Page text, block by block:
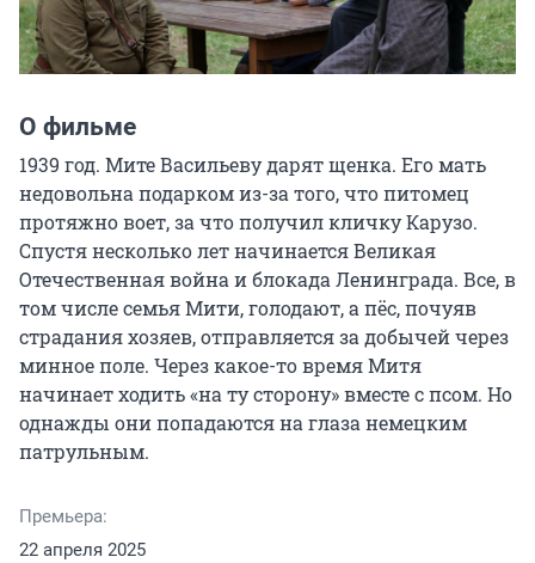
О фильме
1939 год. Мите Васильеву дарят щенка. Его мать
недовольна подарком из-за того, что питомец
протяжно воет, за что получил кличку Карузо.
Спустя несколько лет начинается Великая
Отечественная война и блокада Ленинграда. Все, в
том числе семья Мити, голодают, а пёс, почуяв
страдания хозяев, отправляется за добычей через
минное поле. Через какое-то время Митя
начинает ходить «на ту сторону» вместе с псом. Но
однажды они попадаются на глаза немецким
патрульным.
Премьера:
22 апреля 2025